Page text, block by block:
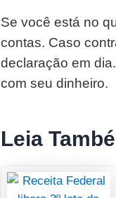
Se você está no
contas. Caso
declaração em
com seu dinheiro.
Leia